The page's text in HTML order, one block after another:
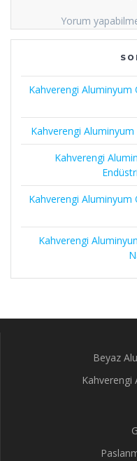
Yorum
Kahverengi Aluminyum
Kahverengi
Kahverengi
Kahverengi Aluminyum
Kahverengi
Beyaz
Kahverengi